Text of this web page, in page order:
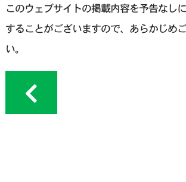
このウェブサイトの掲載内容を予告なし
することがございますので、あらかじめ
い。